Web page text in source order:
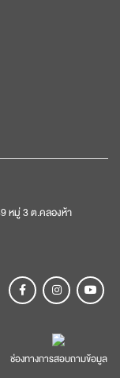
หมู่ 3 ต.คลองห้า
ช่องทางการสอบถามข้อมูล